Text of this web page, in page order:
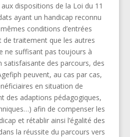
dispositions de la Loi du 11
ayant un handicap reconnu
conditions d’entrées
traitement que les autres
ne suffisant pas toujours à
satisfaisante des parcours, des
peuvent, au cas par cas,
en situation de
des adaptions pédagogiques,
afin de compenser les
et rétablir ainsi l’égalité des
la réussite du parcours vers